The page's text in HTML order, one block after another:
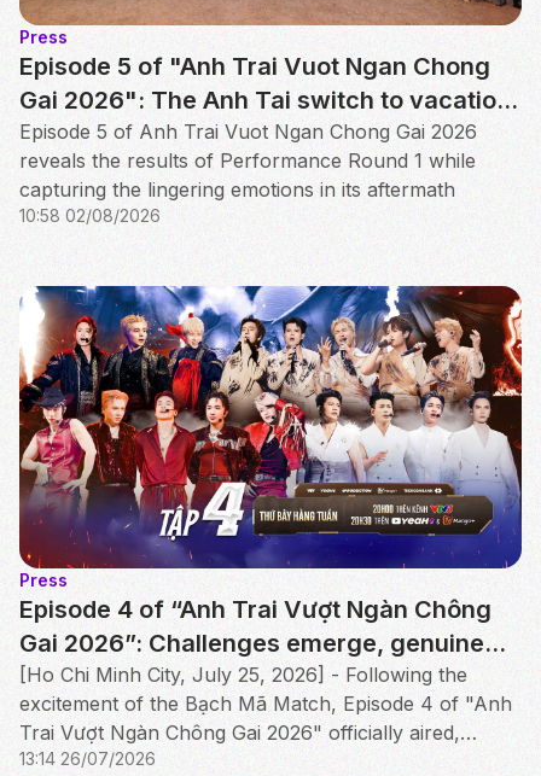
Press
Episode 5 of "Anh Trai Vuot Ngan Chong
Gai 2026": The Anh Tai switch to vacation
mode, try sheep herding and cooking in
Ninh Thuan
Episode 5 of Anh Trai Vuot Ngan Chong Gai 2026
reveals the results of Performance Round 1 while
capturing the lingering emotions in its aftermath
10:58 02/08/2026
Press
Episode 4 of “Anh Trai Vượt Ngàn Chông
Gai 2026”: Challenges emerge, genuine
brotherhood shines through the first
Performance Round
[Ho Chi Minh City, July 25, 2026] - Following the
excitement of the Bạch Mã Match, Episode 4 of "Anh
Trai Vượt Ngàn Chông Gai 2026" officially aired,
featuring a gripping showdown in the Hắc Mã Match
13:14 26/07/2026